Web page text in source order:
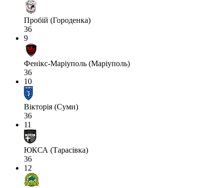
Пробій (Городенка)
36
9
Фенікс-Маріуполь (Маріуполь)
36
10
Вікторія (Суми)
36
11
ЮКСА (Тарасівка)
36
12